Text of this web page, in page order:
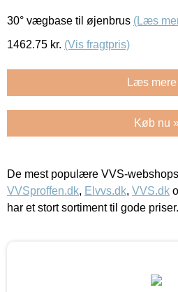
30° vægbase til øjenbrus (Læs
1462.75 kr. (Vis fragtpris)
Læs
Køb nu
De mest populære VVS-
VVSproffen.dk, Elvvs.dk, VVS.dk
har et stort sortiment til gode priser.